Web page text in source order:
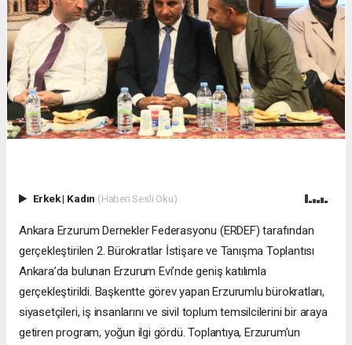
Erkek| Kadın (Haberi Sesli Oku)
Ankara Erzurum Dernekler Federasyonu (ERDEF) tarafından
gerçekleştirilen 2. Bürokratlar İstişare ve Tanışma Toplantısı
Ankara’da bulunan Erzurum Evi’nde geniş katılımla
gerçekleştirildi. Başkentte görev yapan Erzurumlu bürokratları,
siyasetçileri, iş insanlarını ve sivil toplum temsilcilerini bir araya
getiren program, yoğun ilgi gördü. Toplantıya, Erzurum’un